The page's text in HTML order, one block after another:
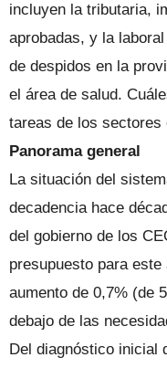
incluyen la tributaria,
aprobadas, y la
de despidos en la
el área de salud.
tareas de los sectores
Panorama general
La situación del
decadencia hace
del gobierno de los
presupuesto para
aumento de 0,7% (de
debajo de las
Del diagnóstico inicial